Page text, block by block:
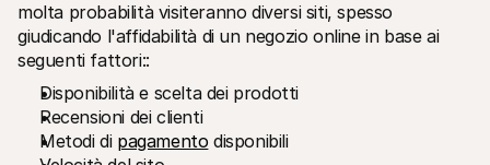
molta probabilità visiteranno diversi siti, spesso
giudicando l'affidabilità di un negozio online in base ai
seguenti fattori::
Disponibilità e scelta dei prodotti
Recensioni dei clienti
Metodi di pagamento disponibili